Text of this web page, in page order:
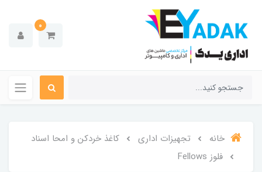
0
خانه تجهیزات اداری
کاغذ خردکن و امحا اسناد
فلوز Fellows